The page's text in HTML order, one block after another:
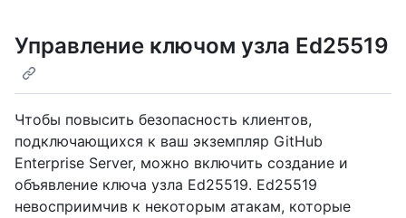
Управление ключом узла Ed25519
Чтобы повысить безопасность клиентов,
подключающихся к ваш экземпляр GitHub
Enterprise Server, можно включить создание и
объявление ключа узла Ed25519. Ed25519
невосприимчив к некоторым атакам, которые